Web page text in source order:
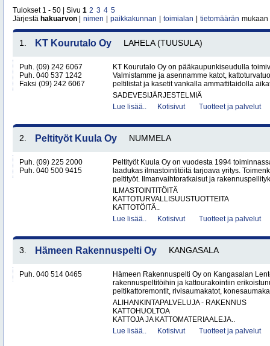
Tulokset 1 - 50 | Sivu 1 2 3 4 5
Järjestä hakuarvon nimen paikkakunnan toimialan tietomäärän mukaan
1. KT Kourutalo Oy LAHELA (TUUSULA)
Puh. (09) 242 6067
Puh. 040 537 1242
Faksi (09) 242 6067
KT Kourutalo Oy on pääkaupunkiseudulla
Valmistamme ja asennamme katot,
peltilistat ja kasetit vankalla ammattitaidolla
SADEVESIJÄRJESTELMIÄ
Lue lisää..
Kotisivut Tuotteet ja palvelut
2. Peltityöt Kuula Oy NUMMELA
Puh. (09) 225 2000
Puh. 040 500 9415
Peltityöt Kuula Oy on vuodesta 1994
laadukas ilmastointitöitä tarjoava yritys.
peltityöt. Ilmanvaihtoratkaisut ja
ILMASTOINTITÖITÄ
KATTOTURVALLISUUSTUOTTEITA
KATTOTÖITÄ..
Lue lisää..
Kotisivut Tuotteet ja palvelut
3. Hämeen Rakennuspelti Oy KANGASALA
Puh. 040 514 0465
Hämeen Rakennuspelti Oy on Kangasalan
rakennuspeltitöihin ja kattourakointiin
peltikattoremontit, rivisaumakatot,
ALIHANKINTAPALVELUJA - RAKENNUS
KATTOHUOLTOA
KATTOJA JA KATTOMATERIAALEJA..
Lue lisää..
Kotisivut Tuotteet ja palvelut